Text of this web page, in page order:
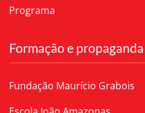
Programa
Formação e propaganda
Fundação Maurício Grabois